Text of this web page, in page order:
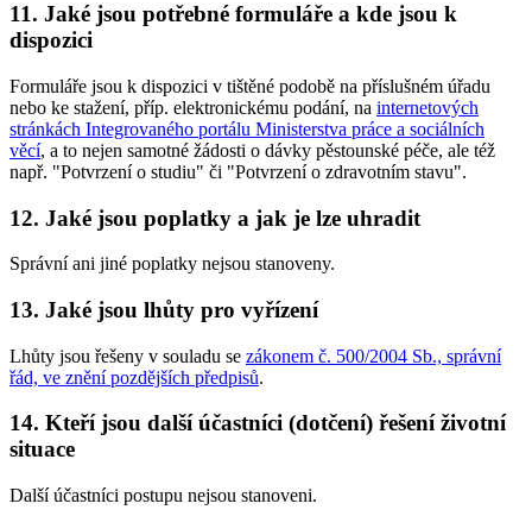
11. Jaké jsou potřebné formuláře a kde jsou k
dispozici
Formuláře jsou k dispozici v tištěné podobě na příslušném úřadu
nebo ke stažení, příp. elektronickému podání, na internetových
stránkách Integrovaného portálu Ministerstva práce a sociálních
věcí, a to nejen samotné žádosti o dávky pěstounské péče, ale též
např. "Potvrzení o studiu" či "Potvrzení o zdravotním stavu".
12. Jaké jsou poplatky a jak je lze uhradit
Správní ani jiné poplatky nejsou stanoveny.
13. Jaké jsou lhůty pro vyřízení
Lhůty jsou řešeny v souladu se zákonem č. 500/2004 Sb., správní
řád, ve znění pozdějších předpisů.
14. Kteří jsou další účastníci (dotčení) řešení životní
situace
Další účastníci postupu nejsou stanoveni.